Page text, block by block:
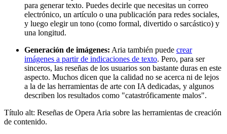
para generar texto. Puedes decirle que necesitas un correo
electrónico, un artículo o una publicación para redes sociales,
y luego elegir un tono (como formal, divertido o sarcástico) y
una longitud.
Generación de imágenes: Aria también puede crear
imágenes a partir de indicaciones de texto. Pero, para ser
sinceros, las reseñas de los usuarios son bastante duras en este
aspecto. Muchos dicen que la calidad no se acerca ni de lejos
a la de las herramientas de arte con IA dedicadas, y algunos
describen los resultados como "catastróficamente malos".
Título alt: Reseñas de Opera Aria sobre las herramientas de creación
de contenido.